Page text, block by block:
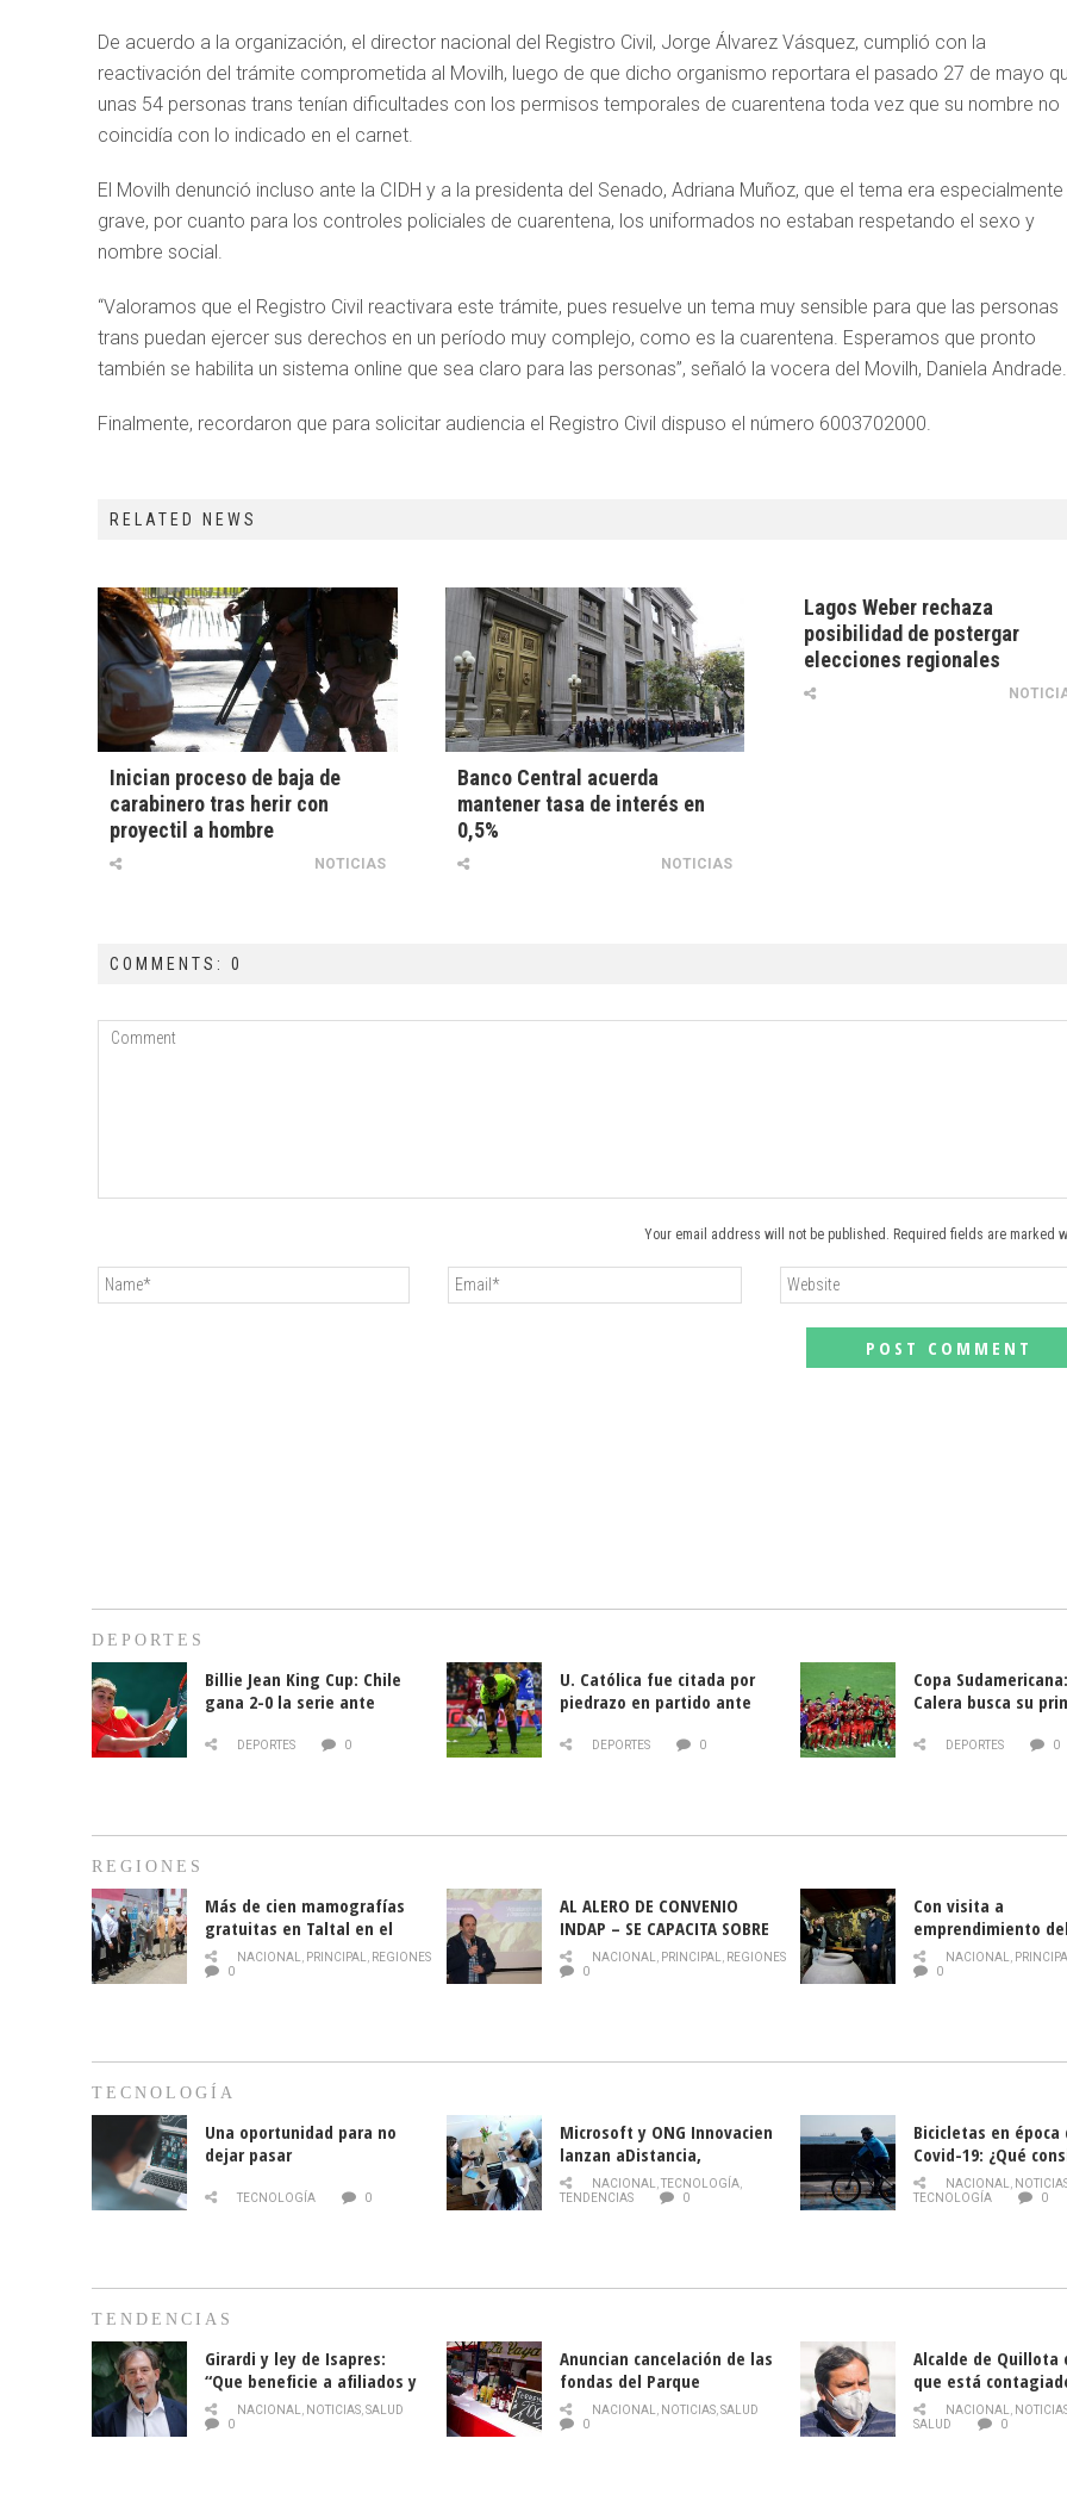
De acuerdo a la organización, el director nacional del Registro Civil, Jorge Álvarez Vásquez, cumplió con la
reactivación del trámite comprometida al Movilh, luego de que dicho organismo reportara el pasado 27 de mayo
unas 54 personas trans tenían dificultades con los permisos temporales de cuarentena toda vez que su nombre no
coincidía con lo indicado en el carnet.
El Movilh denunció incluso ante la CIDH y a la presidenta del Senado, Adriana Muñoz, que el tema era especialmente
grave, por cuanto para los controles policiales de cuarentena, los uniformados no estaban respetando el sexo y
nombre social.
“Valoramos que el Registro Civil reactivara este trámite, pues resuelve un tema muy sensible para que las personas
trans puedan ejercer sus derechos en un período muy complejo, como es la cuarentena. Esperamos que pronto
también se habilita un sistema online que sea claro para las personas”, señaló la vocera del Movilh, Daniela Andrade.
Finalmente, recordaron que para solicitar audiencia el Registro Civil dispuso el número 6003702000.
RELATED NEWS
Inician proceso de baja de
carabinero tras herir con
proyectil a hombre
NOTICIAS
Banco Central acuerda
mantener tasa de interés en
0,5%
NOTICIAS
Lagos Weber rechaza
posibilidad de postergar
elecciones regionales
COMMENTS: 0
Your email address will not be published. Required fields are marked
DEPORTES
Billie Jean King Cup: Chile
gana 2-0 la serie ante
DEPORTES 0
U. Católica fue citada por
piedrazo en partido ante
DEPORTES 0
Copa
Calera busca su
DEPORTES 0
REGIONES
Más de cien mamografías
gratuitas en Taltal en el
mes de la prevención del
cáncer de mama
NACIONAL, PRINCIPAL, REGIONES
0
AL ALERO DE CONVENIO
INDAP – SE CAPACITA SOBRE
PLAGA DROSOPHILA SUZUKII
NACIONAL, PRINCIPAL, REGIONES
0
Con visita a
emprendimiento
y llamado al
historia campesina
NACIONAL,
0
TECNOLOGÍA
Una oportunidad para no
dejar pasar
TECNOLOGÍA 0
Microsoft y ONG Innovacien
lanzan aDistancia,
plataforma con cursos
gratuitos online sobre
NACIONAL,TECNOLOGÍA,
TENDENCIAS
0
Bicicletas en época
Covid-19: ¿Qué
momento de
NACIONAL,
TECNOLOGÍA
0
TENDENCIAS
Girardi y ley de Isapres:
“Que beneficie a afiliados y
no legalice el abuso”
NACIONAL, NOTICIAS,SALUD
0
Anuncian cancelación de las
fondas del Parque
O’Higgins debido al
coronavirus
NACIONAL, NOTICIAS,SALUD
0
Alcalde de Quillota
que está
COVID-19
NACIONAL,
SALUD
0